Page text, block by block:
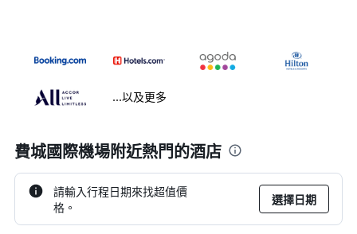
...以及更多
費城國際機場附近熱門的酒店
請輸入行程日期來找超值價
格。
選擇日期